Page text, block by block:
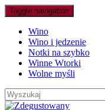
Toggle navigation
Wino
Wino i jedzenie
Notki na szybko
Winne Wtorki
Wolne myśli